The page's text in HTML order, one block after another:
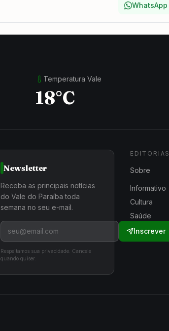
WhatsApp
Temperatura Vale
18°C
Newsletter
Receba as principais notícias
do Vale do Paraíba toda
semana no seu e-mail.
Inscrever
Respeitamos sua privacidade. Cancele
quando quiser.
EDITORIAS
Sobre
Informativo
Cultura
Saúde